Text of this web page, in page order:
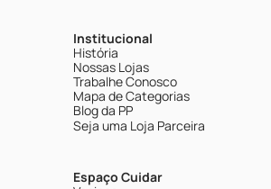
Institucional
História
Nossas Lojas
Trabalhe Conosco
Mapa de Categorias
Blog da PP
Seja uma Loja Parceira
Espaço Cuidar